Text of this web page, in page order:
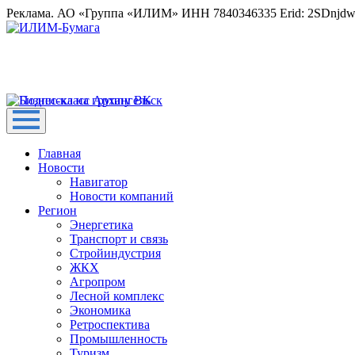
Реклама. АО «Группа «ИЛИМ» ИНН 7840346335 Erid:
Главная
Новости
Навигатор
Новости компаний
Регион
Энергетика
Транспорт и связь
Стройиндустрия
ЖКХ
Агропром
Лесной комплекс
Экономика
Ретроспектива
Промышленность